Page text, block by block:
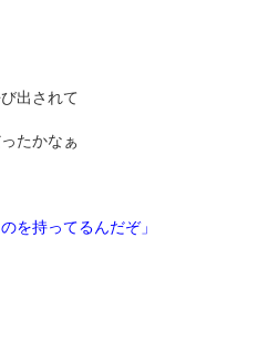
出されて
たかなぁ
を持ってるんだぞ」